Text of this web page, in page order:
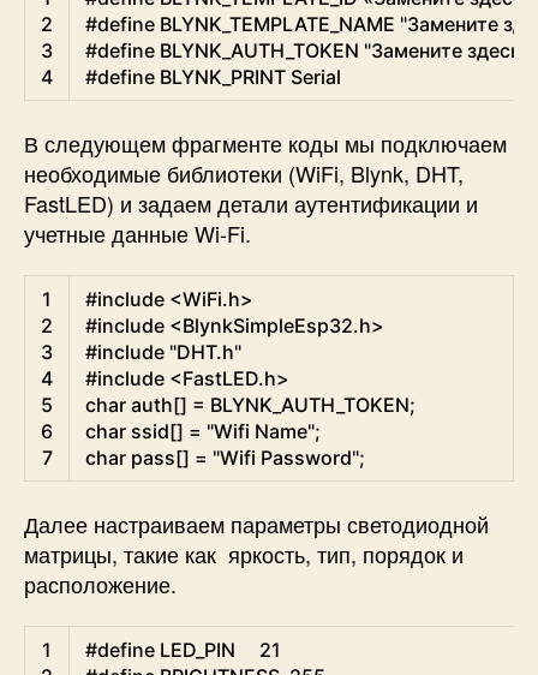
2
3
4
#define BLYNK_TEMPLATE_NAME "Замените
#define BLYNK_AUTH_TOKEN "Замените здесь
#define BLYNK_PRINT Serial
В следующем фрагменте коды мы подключаем
необходимые библиотеки (WiFi, Blynk, DHT,
FastLED) и задаем детали аутентификации и
учетные данные Wi-Fi.
1
2
3
4
5
6
7
#include <WiFi.h>
#include <BlynkSimpleEsp32.h>
#include "DHT.h"
#include <FastLED.h>
char auth[] = BLYNK_AUTH_TOKEN;
char ssid[] = "Wifi Name";
char pass[] = "Wifi Password";
Далее настраиваем параметры светодиодной
матрицы, такие как яркость, тип, порядок и
расположение.
1
#define LED_PIN     21